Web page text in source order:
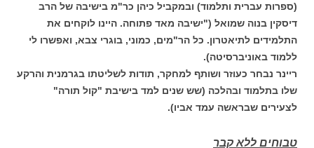
(ספרות עברית ותלמוד) ובמקביל כיהן כר"מ בישיבה של הרב
דיסקין בנוה שמואל ("ישיבה מאד פתוחה. היינו לוקחים את
התלמידים לתיאטרון. כל הר"מים, כמוני, בוגרי צבא, ואפשרו לי
ללמוד באוניברסיטה).
ריינר נבחר כעוזר ושותף למחקר, תודות לשליטתו בגרמנית והרקע
שלו בתלמוד ובהלכה (שש שנים למד בישיבת "קול תורה"
לצעירים שבראשה עמד אביו).
טבוחים ללא קבר